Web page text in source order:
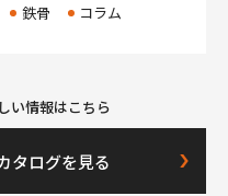
鉄骨 コラム
い情報はこちら
タログを見る